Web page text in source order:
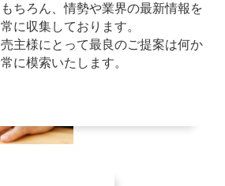
もちろん、情勢や業界の最新情報を
常に収集しております。
売主様にとって最良のご提案は何か
常に模索いたします。